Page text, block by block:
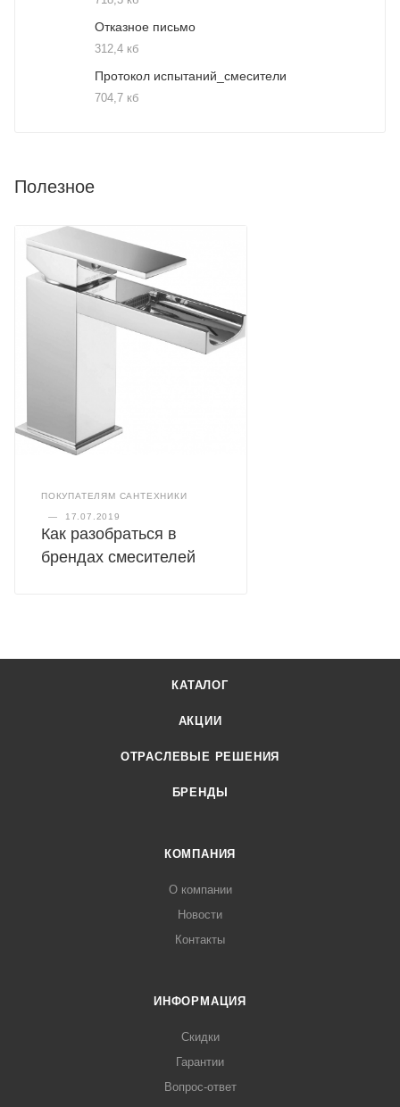
Отказное письмо
312,4 кб
Протокол испытаний_смесители
704,7 кб
Полезное
ПОКУПАТЕЛЯМ САНТЕХНИКИ
— 17.07.2019
Как разобраться в
брендах смесителей
КАТАЛОГ
АКЦИИ
ОТРАСЛЕВЫЕ РЕШЕНИЯ
БРЕНДЫ
КОМПАНИЯ
О компании
Новости
Контакты
ИНФОРМАЦИЯ
Скидки
Гарантии
Вопрос-ответ